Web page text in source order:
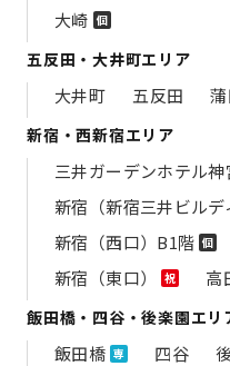
大崎 個
五反田・大井町エリア
大井町 五反田
新宿・西新宿エリア
三井ガーデンホテル
新宿（新宿三井ビルデ
新宿（西口）B1階 個
新宿（東口）
祝 高
飯田橋・四谷・後楽園エリ
飯田橋 専 四谷